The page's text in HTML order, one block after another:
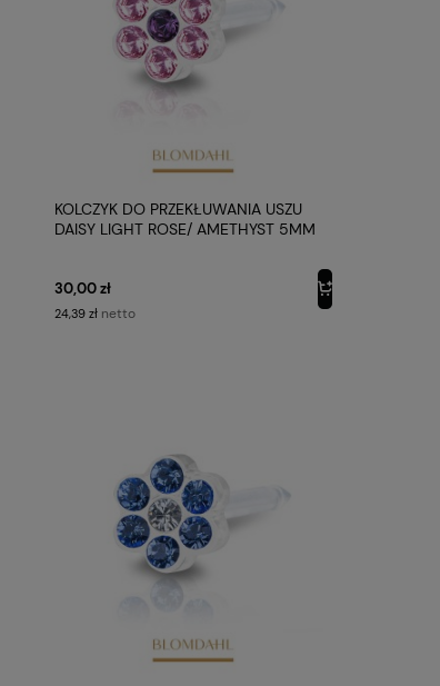
KOLCZYK DO PRZEKŁUWANIA USZU
DAISY LIGHT ROSE/ AMETHYST 5MM
30,00 zł
24,39 zł netto